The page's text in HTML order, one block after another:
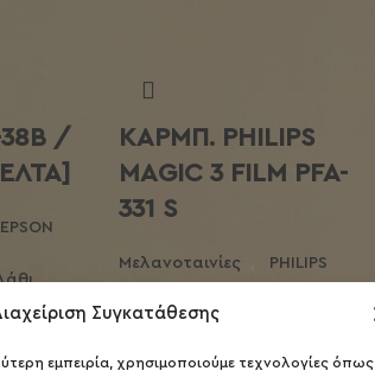
Συγκατάθεσης
εμπειρία, χρησιμοποιούμε τεχνολογίες όπως
38B /
EPSON
ΚΑΡΜΠ. PHILIPS
MAGIC 3 FILM PFA-
331 S
Μελανοταινίες ,
PHILIPS
Προσθήκη στο καλάθι